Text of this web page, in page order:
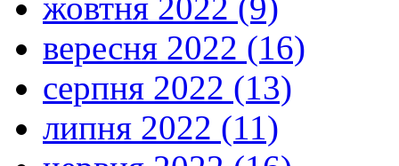
жовтня 2022 (9)
вересня 2022 (16)
серпня 2022 (13)
липня 2022 (11)